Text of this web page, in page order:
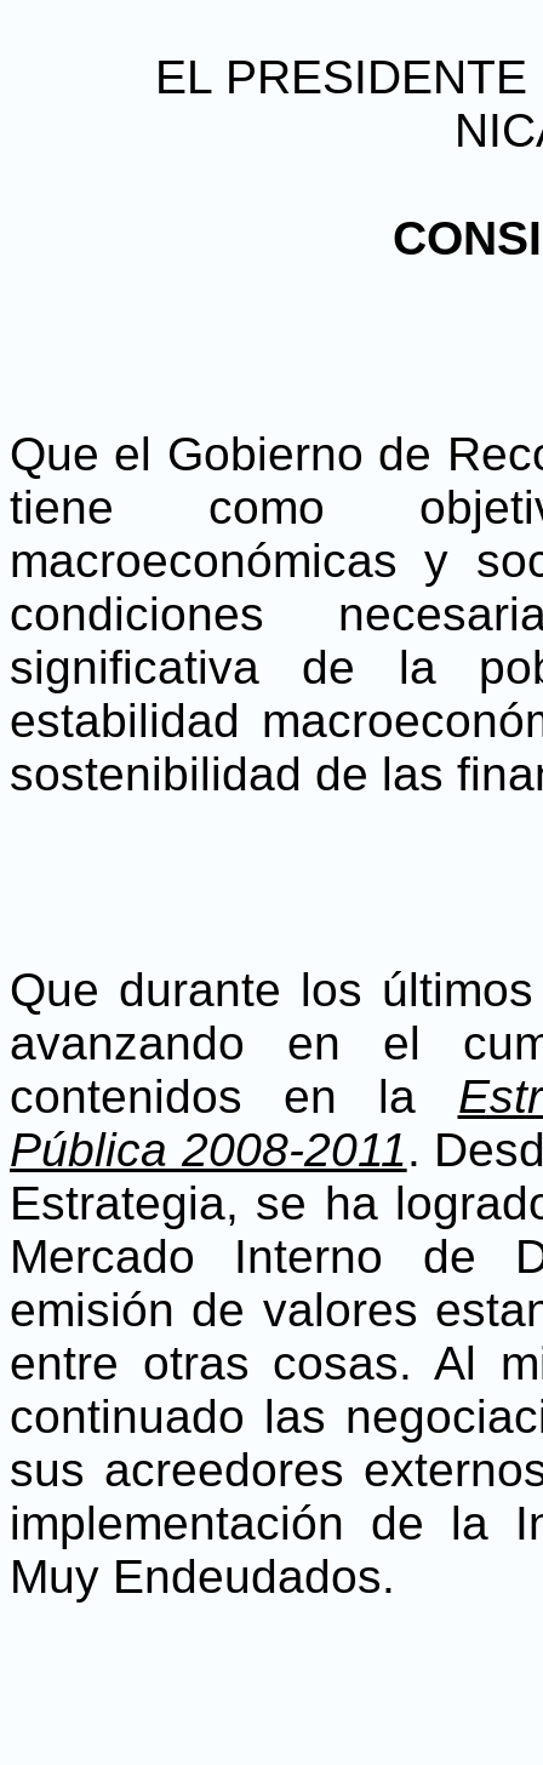
EL
Que el Gobierno de
tiene como
macroeconómicas y
condiciones
significativa de la
estabilidad
sostenibilidad de las
Que durante los
avanzando en el
contenidos en la
Pública 2008-2011.
Estrategia, se ha
Mercado Interno de
emisión de valores
entre otras cosas. Al
continuado las
sus acreedores
implementación de la
Muy Endeudados.